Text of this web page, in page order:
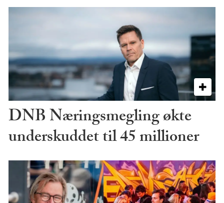
DNB Næringsmegling økte
underskuddet til 45 millioner